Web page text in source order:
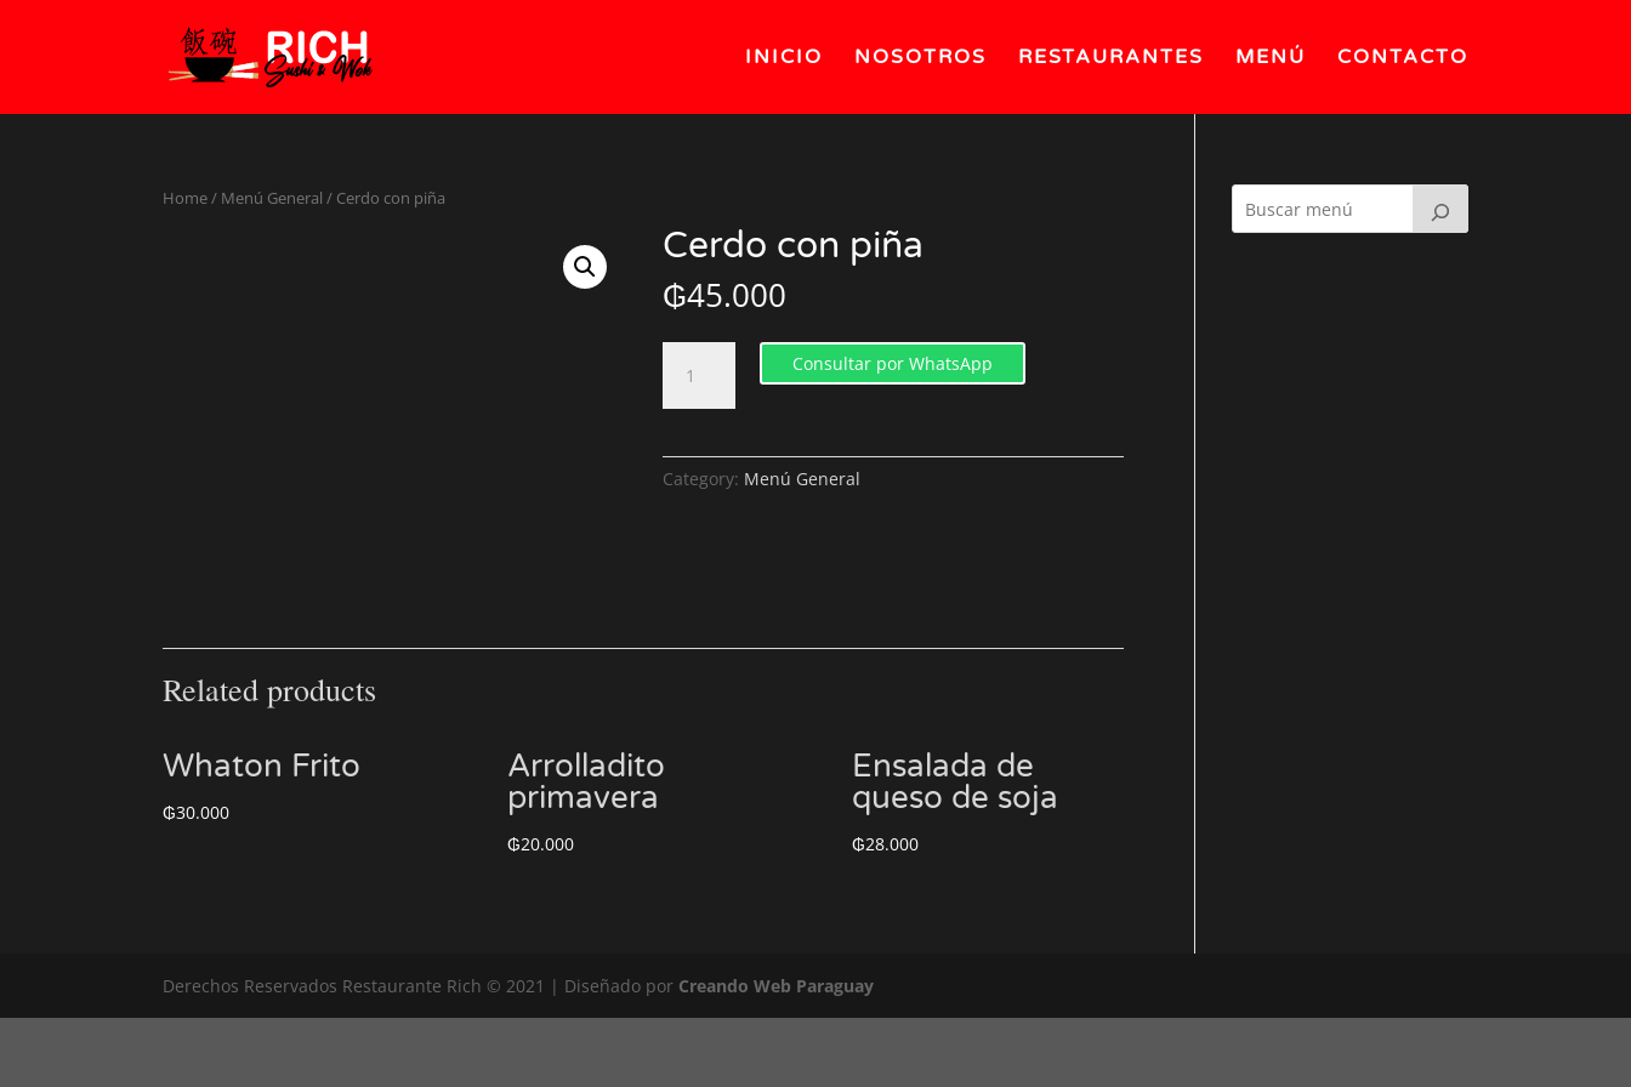
INICIO NOSOTROS RESTAURANTES MENÚ CONTACTO
Home/ Menú General / Cerdo con piña
Cerdo con piña
₲45.000
con
piña
Consultar por WhatsApp
Category: Menú General
Related products
Whaton Frito
₲30.000
Arrolladito
primavera
₲20.000
Ensalada de
queso de soja
₲28.000
Derechos Reservados Restaurante Rich © 2021 | Diseñado por Creando Web Paraguay